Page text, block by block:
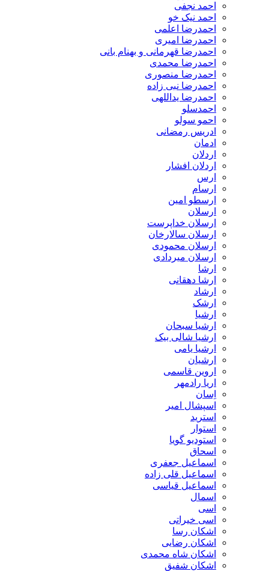
احمد نجفی
احمد نیک خو
احمدرضا اعلمی
احمدرضا امیری
احمدرضا قهرمانی و بهنام بانی
احمدرضا محمدی
احمدرضا منصوری
احمدرضا نبی زاده
احمدرضا یداللهی
احمدسلو
احمو سولو
ادریس رمضانی
ادمان
اردلان
اردلان افشار
ارس
ارسام
ارسطو امین
ارسلان
ارسلان خداپرست
ارسلان سالارخان
ارسلان محمودی
ارسلان میردادی
ارشا
ارشا دهقانی
ارشاد
ارشک
ارشیا
ارشیا سبحان
ارشیا شالی بیک
ارشیا یامی
ارشیان
اروین قاسمی
اریا رادمهر
اِسان
اسپشال امیر
استرید
استوار
استودیو گویا
اسحاق
اسماعیل جعفری
اسماعیل قلی زاده
اسماعیل قیاسی
اسمال
اسی
اسی خیراتی
اشکان رسا
اشکان رضایی
اشکان شاه محمدی
اشکان شفیق